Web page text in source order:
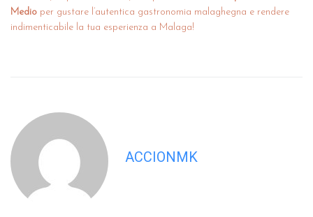
Medio per gustare l’autentica gastronomia malaghegna e rendere
indimenticabile la tua esperienza a Malaga!
ACCIONMK